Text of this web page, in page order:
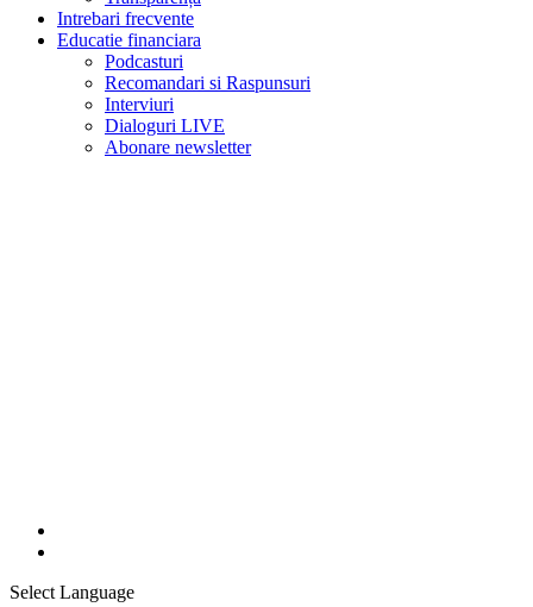
Intrebari frecvente
Educatie financiara
Podcasturi
Recomandari si Raspunsuri
Interviuri
Dialoguri LIVE
Abonare newsletter
Select Language